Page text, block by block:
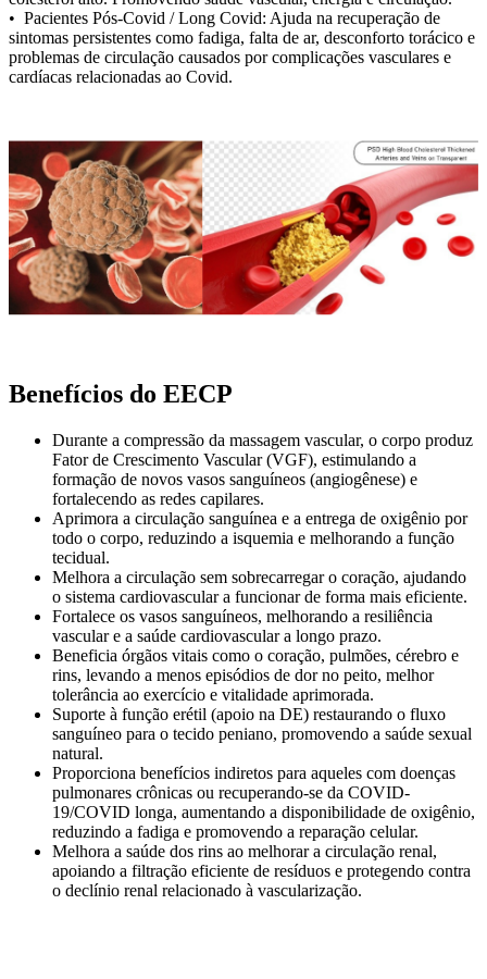
• Pacientes Pós-Covid / Long Covid: Ajuda na recuperação de
sintomas persistentes como fadiga, falta de ar, desconforto torácico e
problemas de circulação causados por complicações vasculares e
cardíacas relacionadas ao Covid.
Benefícios do EECP
Durante a compressão da massagem vascular, o corpo produz
Fator de Crescimento Vascular (VGF), estimulando a
formação de novos vasos sanguíneos (angiogênese) e
fortalecendo as redes capilares.
Aprimora a circulação sanguínea e a entrega de oxigênio por
todo o corpo, reduzindo a isquemia e melhorando a função
tecidual.
Melhora a circulação sem sobrecarregar o coração, ajudando
o sistema cardiovascular a funcionar de forma mais eficiente.
Fortalece os vasos sanguíneos, melhorando a resiliência
vascular e a saúde cardiovascular a longo prazo.
Beneficia órgãos vitais como o coração, pulmões, cérebro e
rins, levando a menos episódios de dor no peito, melhor
tolerância ao exercício e vitalidade aprimorada.
Suporte à função erétil (apoio na DE) restaurando o fluxo
sanguíneo para o tecido peniano, promovendo a saúde sexual
natural.
Proporciona benefícios indiretos para aqueles com doenças
pulmonares crônicas ou recuperando-se da COVID-
19/COVID longa, aumentando a disponibilidade de oxigênio,
reduzindo a fadiga e promovendo a reparação celular.
Melhora a saúde dos rins ao melhorar a circulação renal,
apoiando a filtração eficiente de resíduos e protegendo contra
o declínio renal relacionado à vascularização.